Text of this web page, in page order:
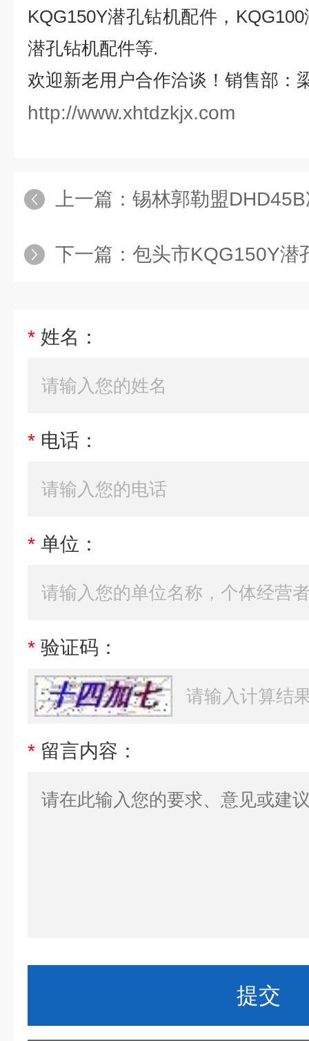
KQG150Y潜孔钻机配件， KQG100
潜孔钻机配件等.
欢迎新老用户合作洽谈！销售部：
http://www.xhtdzkjx.com
上一篇： 锡林郭勒盟
下一篇： 包头市KQG150Y潜孔
* 姓名：
* 电话：
* 单位：
* 验证码：
* 留言内容：